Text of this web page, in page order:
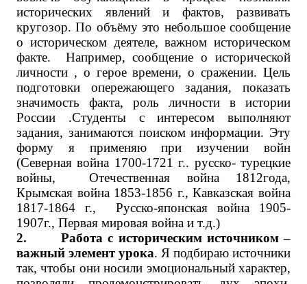
исторических явлений и фактов, развивать
кругозор. По объёму это небольшое сообщение
о историческом деятеле, важном историческом
факте. Например, сообщение о исторической
личности , о герое времени, о сражении. Цель
подготовки опережающего задания, показать
значимость факта, роль личности в истории
России .Студенты с интересом выполняют
задания, занимаются поиском информации. Эту
форму я применяю при изучении войн
(Северная война 1700-1721 г.. русско- турецкие
войны, Отечественная война 1812года,
Крымская война 1853-1856 г., Кавказская война
1817-1864 г., Русско-японская война 1905-
1907г., Первая мировая война и т.д.)
2. Работа с историческим источником –
важный элемент урока. Я подбираю источники
так, чтобы они носили эмоциональный характер,